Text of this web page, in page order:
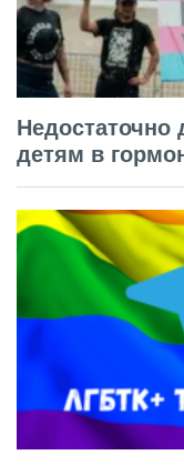
Недостаточно
детям в